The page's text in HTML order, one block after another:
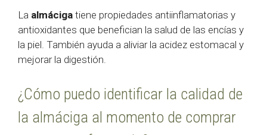
La almáciga tiene propiedades antiinflamatorias y
antioxidantes que benefician la salud de las encías y
la piel. También ayuda a aliviar la acidez estomacal y
mejorar la digestión.
¿Cómo puedo identificar la calidad de
la almáciga al momento de comprar